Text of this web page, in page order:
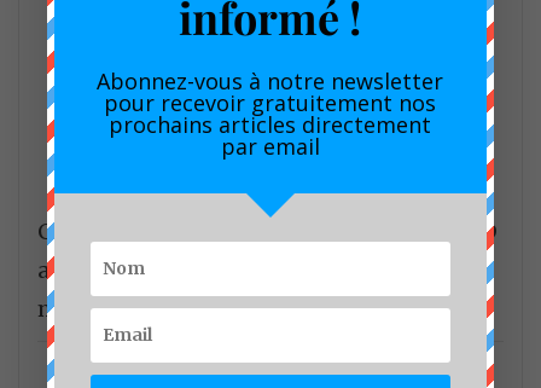
Conseil communautaire de Douala : la CUD
affiche sa résilience financière et
maintient le cap sur les grands projets.
informé !
Abonnez-vous à notre newsletter
pour recevoir gratuitement nos
prochains articles directement
par email